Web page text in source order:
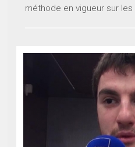
méthode en vigueur sur les